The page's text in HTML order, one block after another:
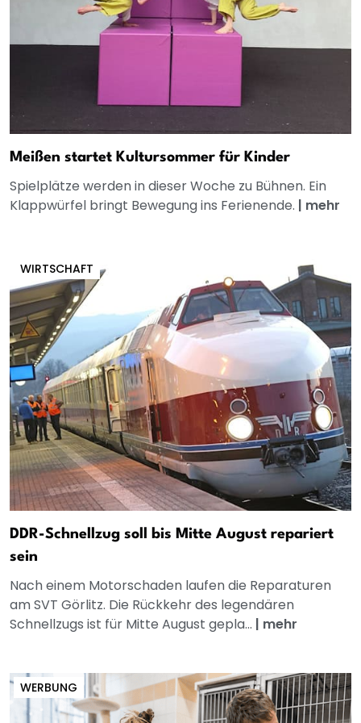
Meißen startet Kultursommer für Kinder
Spielplätze werden in dieser Woche zu Bühnen. Ein
Klappwürfel bringt Bewegung ins Ferienende. | mehr
WIRTSCHAFT
DDR-Schnellzug soll bis Mitte August repariert
sein
Nach einem Motorschaden laufen die Reparaturen
am SVT Görlitz. Die Rückkehr des legendären
Schnellzugs ist für Mitte August gepla... | mehr
WERBUNG